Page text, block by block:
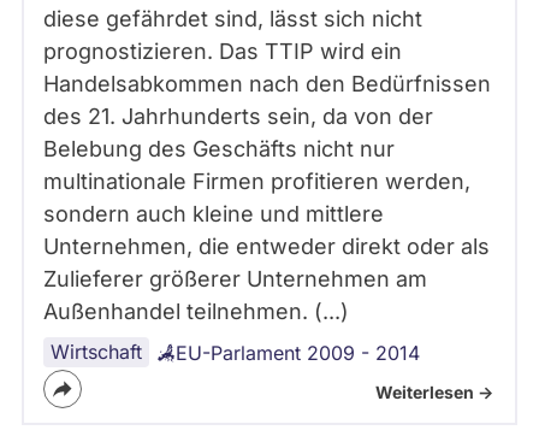
diese gefährdet sind, lässt sich nicht
prognostizieren. Das TTIP wird ein
Handelsabkommen nach den Bedürfnissen
des 21. Jahrhunderts sein, da von der
Belebung des Geschäfts nicht nur
multinationale Firmen profitieren werden,
sondern auch kleine und mittlere
Unternehmen, die entweder direkt oder als
Zulieferer größerer Unternehmen am
Außenhandel teilnehmen. (...)
Wirtschaft EU-Parlament 2009 - 2014
Weiterlesen ->